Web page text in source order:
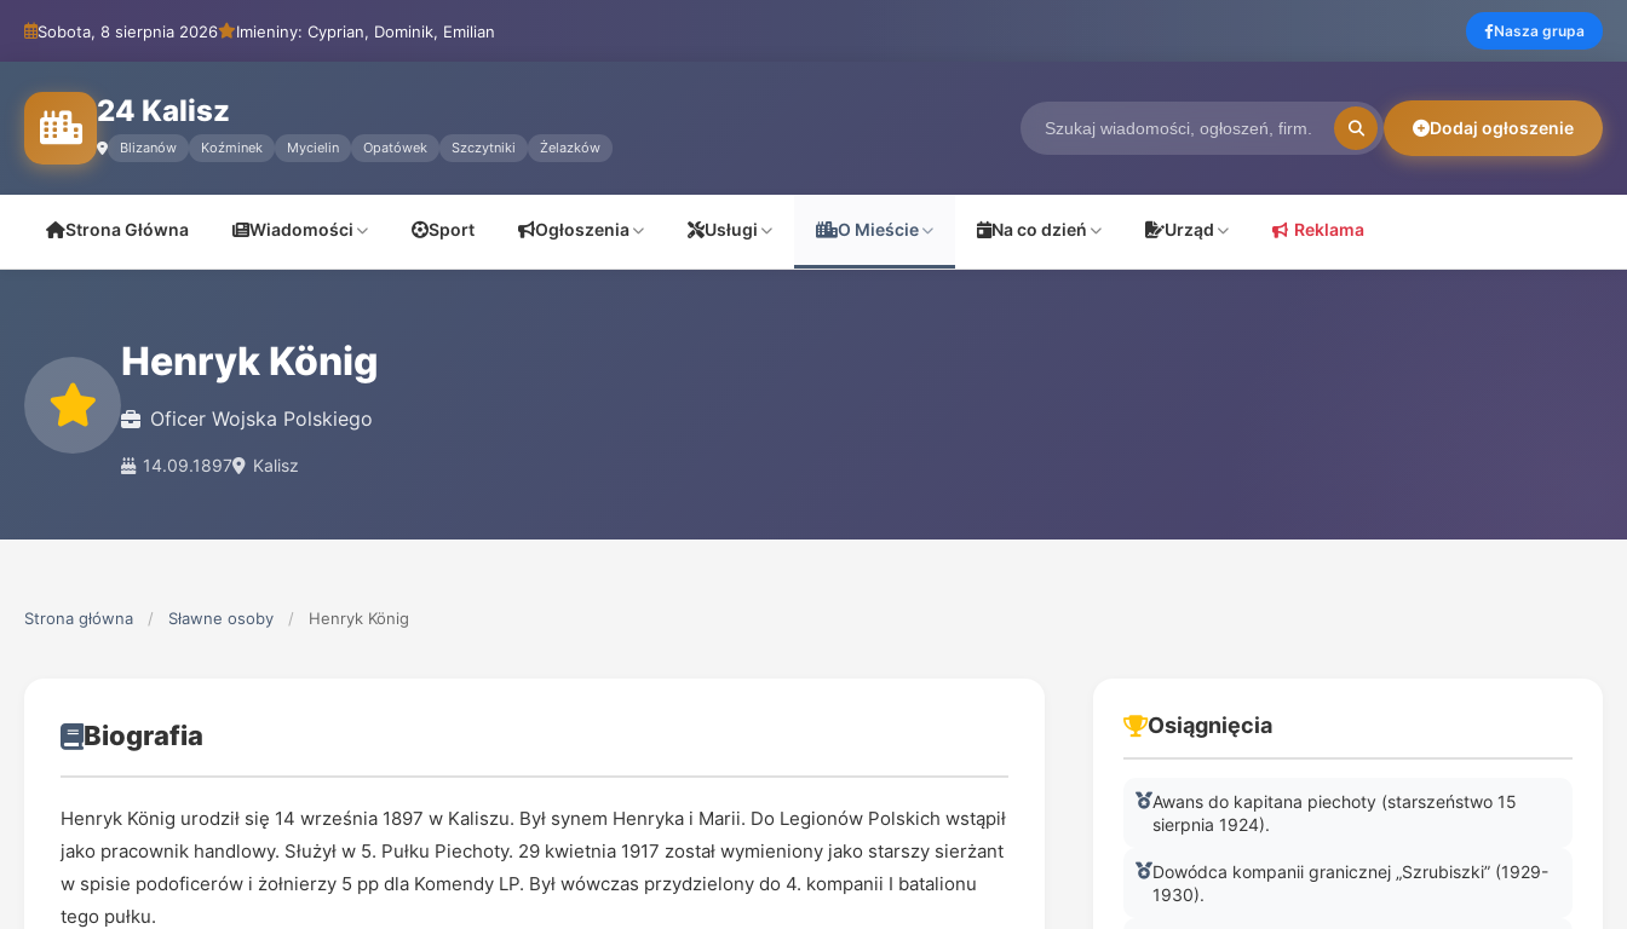
Sobota, 8 sierpnia 2026 Imieniny: Cyprian, Dominik, Emilian Nasza grupa
24 Kalisz
Blizanów Koźminek Mycielin Opatówek Szczytniki Żelazków
Dodaj ogłoszenie
Strona Główna Wiadomości Sport Ogłoszenia Usługi O Mieście Na co dzień Urząd Reklama
Henryk König
Oficer Wojska Polskiego
14.09.1897 Kalisz
Strona główna / Sławne osoby / Henryk König
Biografia
Henryk König urodził się 14 września 1897 w Kaliszu. Był synem Henryka i Marii. Do Legionów Polskich wstąpił
jako pracownik handlowy. Służył w 5. Pułku Piechoty. 29 kwietnia 1917 został wymieniony jako starszy sierżant
w spisie podoficerów i żołnierzy 5 pp dla Komendy LP. Był wówczas przydzielony do 4. kompanii I batalionu
tego pułku.
Osiągnięcia
Awans do kapitana piechoty (starszeństwo 15
sierpnia 1924).
Dowódca kompanii granicznej „Szrubiszki” (1929-
1930).